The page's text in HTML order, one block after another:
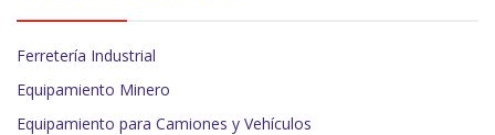
Ferretería Industrial
Equipamiento Minero
Equipamiento para Camiones y Vehículos